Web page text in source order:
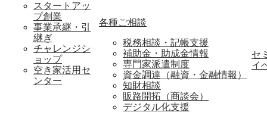
スタートアッ
プ創業
事業承継・引
継ぎ
チャレンジシ
ョップ
空き家活用セ
ンター
各種ご相談
税務相談・記帳支援
補助金・助成金情報
専門家派遣制度
資金調達（融資・金融情報）
知財相談
販路開拓（商談会）
デジタル化支援
セ
イ